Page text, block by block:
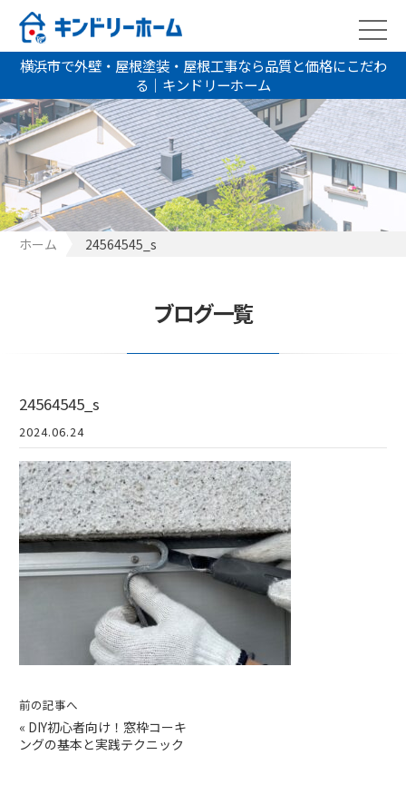
横浜市で外壁・屋根塗装・屋根工事なら品質と価格にこだわ
る｜キンドリーホーム
ホーム 24564545_s
ブログ一覧
24564545_s
2024.06.24
前の記事へ
« DIY初心者向け！窓枠コーキ
ングの基本と実践テクニック